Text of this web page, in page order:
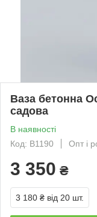
Ваза бетонна
садова
В наявності
Код: В1190
Опт і
3 350 ₴
3 180 ₴ від 20 шт.